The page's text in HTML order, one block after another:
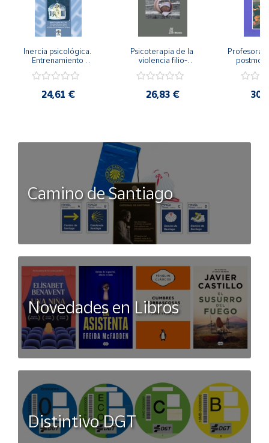
Inercia psicológica.
Entrenamiento
Igualdad de Género.
24,61 €
Psicoterapia de la
violencia filio-
secreto y la
26,83 €
Camino de Santiago
Novedades en Libros
Distintivo DGT